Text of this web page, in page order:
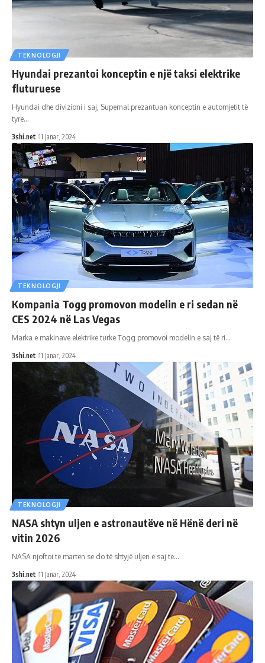
TEKNOLOGJI
Hyundai prezantoi konceptin e një taksi elektrike
fluturuese
Hyundai dhe divizioni i saj, Supernal prezantuan konceptin e automjetit të
tyre…
3shi.net 11 Janar, 2024
TEKNOLOGJI
Kompania Togg promovon modelin e ri sedan në
CES 2024 në Las Vegas
Marka e makinave elektrike turke Togg promovoi ​​modelin e saj të ri…
3shi.net 11 Janar, 2024
TEKNOLOGJI
NASA shtyn uljen e astronautëve në Hënë deri në
vitin 2026
NASA njoftoi të martën se do të shtyjë uljen e saj të…
3shi.net 11 Janar, 2024